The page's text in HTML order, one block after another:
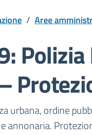
/ Aree
Polizia
urbana, ordine
annonaria.